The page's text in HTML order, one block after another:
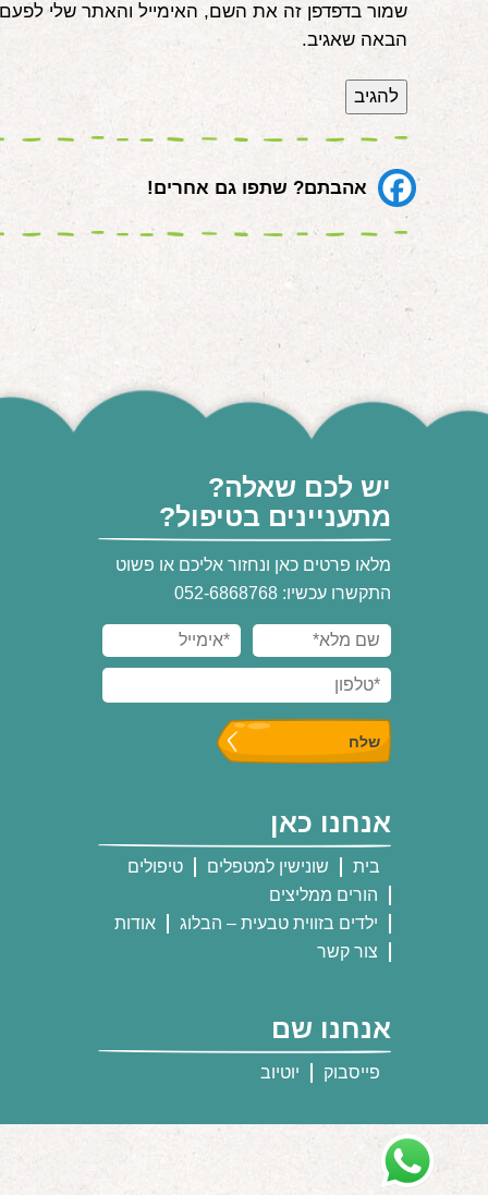
שמור בדפדפן זה את השם, האימייל והאתר שלי לפעם
הבאה שאגיב.
אהבתם? שתפו גם אחרים!
יש לכם שאלה?
מתעניינים בטיפול?
מלאו פרטים כאן ונחזור אליכם או פשוט
התקשרו עכשיו: 052-6868768
אנחנו כאן
שונישין למטפלים
טיפולים
הורים ממליצים
ילדים בזווית טבעית – הבלוג
אודות
צור קשר
אנחנו שם
פייסבוק יוטיוב